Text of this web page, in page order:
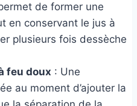
de former une
en conservant le jus à
plusieurs fois dessèche
feu doux : Une
au moment d’ajouter la